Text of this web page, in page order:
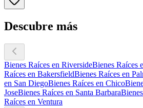
Descubre más
Bienes Raíces en RiversideBienes Raíces
Raíces en BakersfieldBienes Raíces en
en San DiegoBienes Raíces en Chico
JoseBienes Raíces en Santa Barbara
Raíces en Ventura